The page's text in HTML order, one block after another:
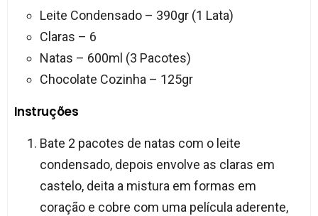
Leite Condensado – 390gr (1 Lata)
Claras – 6
Natas – 600ml (3 Pacotes)
Chocolate Cozinha – 125gr
Instruções
Bate 2 pacotes de natas com o leite
condensado, depois envolve as claras em
castelo, deita a mistura em formas em
coração e cobre com uma película aderente,